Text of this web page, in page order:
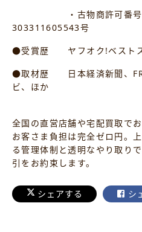
・古物商許可番号 東
303311605543号
●受賞歴 ヤフオク!ベストス
●取材歴 日本経済新聞、
ビ、ほか
全国の直営店舗や宅配買取で
お客さま負担は完全ゼロ円。
る管理体制と透明なやり取り
引をお約束します。
シェアする シ